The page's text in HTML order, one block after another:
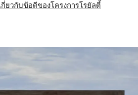
ยวกับข้อดีของโครงการโรยัลตี้